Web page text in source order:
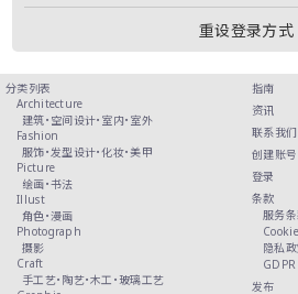
重设登录方式
分类列表
Architecture
建筑・ 空间设计・ 室内・ 室外
Fashion
服饰・发型设计・化妆・美甲
Picture
绘画・书法
Illust
角色・漫画
Photograph
摄影
Craft
手工艺・ 陶艺・木工・玻璃工艺
指南
资讯
联系我们
创建账号
登录
条款
服务
隐私
发布